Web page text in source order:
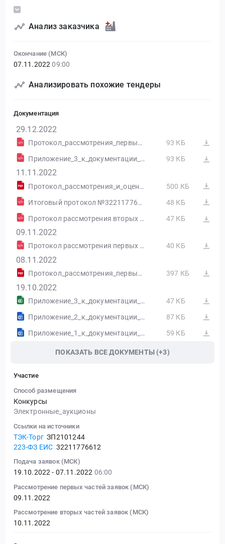
░░░░░░░░░░░░░░░░░░░░░░░░░░
░░░░░░░░░░░░░░░░ ░░░░░░░░░░░░░░░░░░░░░
░░░░░░░░░░░░░░░░░░░░░░░░░░
Анализ заказчика
Окончание (МСК)
07.11.2022 09:00
Анализировать похожие тендеры
Документация
29.12.2022
Протокол_рассмотрения_первых_частей_заявок.pdf
93 КБ
Приложение_3_к_документации_(Расчет_НМЦД).xlsx
93 КБ
11.11.2022
Протокол_рассмотрения_и_оценки.pdf
500 КБ
Итоговый протокол №32211776612-03
48 КБ
Протокол рассмотрения вторых частей заявок №32211776612-02
47 КБ
09.11.2022
Протокол рассмотрения первых частей заявок №32211776612-01 40 КБ
08.11.2022
Протокол_рассмотрения_первых_частей_заявок.pdf 397 КБ
19.10.2022
Приложение_3_к_документации_(Расчет_НМЦД).xlsx
47 КБ
Приложение_2_к_документации_(Договор).docx
87 КБ
Приложение_1_к_документации_(ТЗ).docx
59 КБ
ПОКАЗАТЬ ВСЕ ДОКУМЕНТЫ (+3)
Участие
Способ размещения
Конкурсы
Электронные_аукционы
Ссылки на источники
ТЭК-Торг ЗП2101244
223-ФЗ ЕИС 32211776612
Подача заявок (МСК)
19.10.2022 - 07.11.2022 06:00
Рассмотрение первых частей заявок (МСК)
09.11.2022
Рассмотрение вторых частей заявок (МСК)
10.11.2022